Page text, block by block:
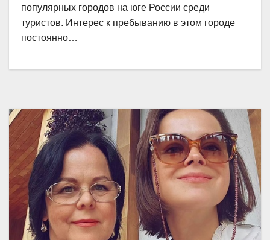
популярных городов на юге России среди
туристов. Интерес к пребыванию в этом городе
постоянно…